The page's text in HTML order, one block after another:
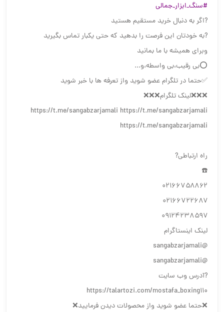
#سنگ_ابزار_جمالی
?اگر به دنبال خرید مستقیم هستید
?به خودتان این فرصت را بدهید که حتی یکبار تماس بگیرید
وبرای همیشه با ما بمانید
⭕️بی رقیب،بی واسطه،و...
✅حتما در تلگرام عضو شوید واز تعرفه ها با خبر شوید
❌❌❌لینک تلگرام❌❌❌
‏https://t.me/sangabzarjamali https://t.me/sangabzarjamali
https://t.me/sangabzarjamali
راه ارتباطی?
☎️
۰۲۱۶۶۷۵۸۸۶۲
۰۲۱۶۶۷۲۲۶۸۷
۰۹۱۲۴۲۳۸۵۹۷
لینک اینستاگرام
@sangabzarjamali
@sangabzarjamali
?آدرس وب سایت
❌حتما عضو شوید واز محصولات دیدن فرمایید❌